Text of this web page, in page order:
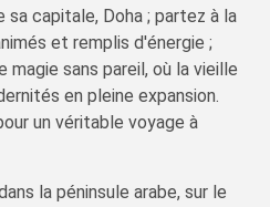
capitale, Doha ; partez à la
et remplis d'énergie ;
sans pareil, où la vieille
en pleine expansion.
un véritable voyage à
la péninsule arabe, sur le